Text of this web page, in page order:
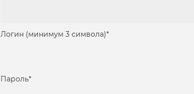
Логин (минимум 3 символа)*
Пароль*